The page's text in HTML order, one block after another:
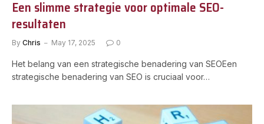
Een slimme strategie voor optimale SEO-
resultaten
By Chris May 17, 2025 0
Het belang van een strategische benadering van SEOEen
strategische benadering van SEO is cruciaal voor…